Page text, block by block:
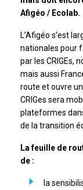
Afigéo / Ecolab.
L’Afigéo s’est
nationales pour
par les CRIGEs,
mais aussi
route et ouvre
CRIGes sera
plateformes
de la transition
La feuille de
de :
la